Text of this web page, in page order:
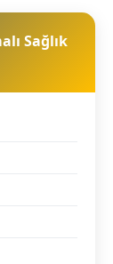
Sağlık